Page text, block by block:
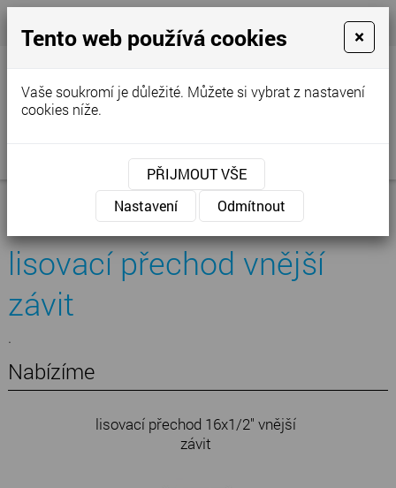
cvstop@tiscali.cz
»Podlahové topení»Lisovací tvarovky
lisovací přechod vnější závit
lisovací přechod vnější
závit
.
Nabízíme
lisovací přechod 16x1/2" vnější
závit
Tento web používá cookies ×
Vaše soukromí je důležité. Můžete si vybrat z nastavení
cookies níže.
PŘIJMOUT VŠE
Nastavení
Odmítnout